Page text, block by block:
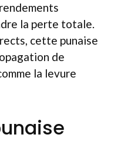
la perte totale.
cette punaise
de
la levure